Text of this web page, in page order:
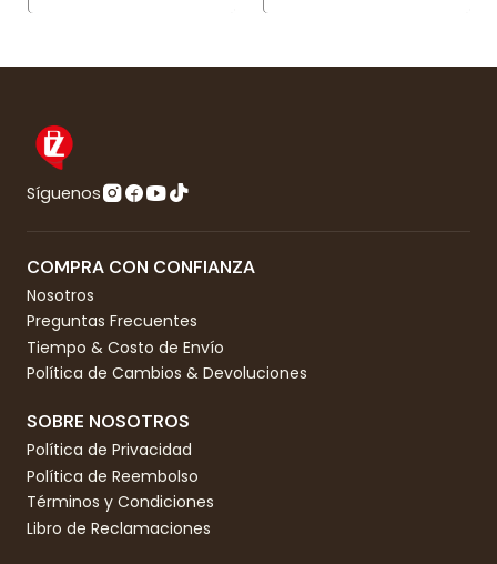
Síguenos
COMPRA CON CONFIANZA
Nosotros
Preguntas Frecuentes
Tiempo & Costo de Envío
Política de Cambios & Devoluciones
SOBRE NOSOTROS
Política de Privacidad
Política de Reembolso
Términos y Condiciones
Libro de Reclamaciones